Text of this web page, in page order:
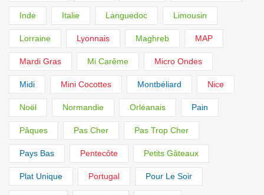
Inde Italie Languedoc Limousin
Lorraine Lyonnais Maghreb MAP
Mardi Gras Mi Carême Micro Ondes
Midi Mini Cocottes Montbéliard Nice
Noël Normandie Orléanais Pain
Pâques Pas Cher Pas Trop Cher
Pays Bas Pentecôte Petits Gâteaux
Plat Unique Portugal Pour Le Soir